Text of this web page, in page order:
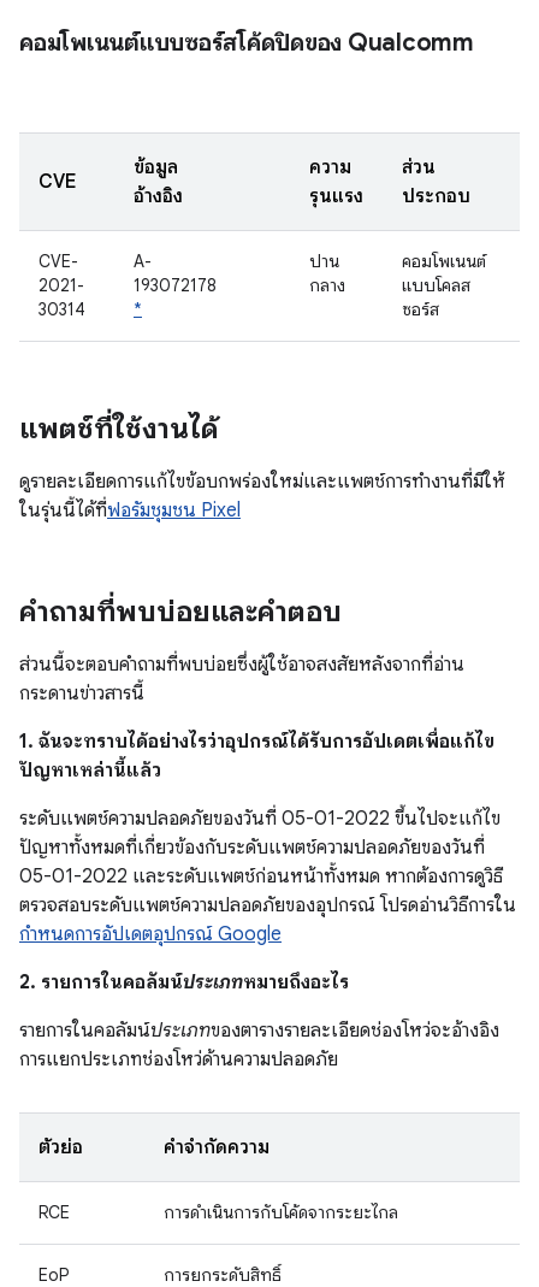
คอมโพเนนต์แบบซอร์สโค้ดปิดของ Qualcomm
CVE
ข้อมูล
อ้างอิง
ความ
รุนแรง
ส่วน
ประกอบ
CVE-
2021-
30314
A-
193072178
*
ปาน
กลาง
คอมโพเนนต์
แบบโคลส
ซอร์ส
แพตช์ที่ใช้งานได้
ดูรายละเอียดการแก้ไขข้อบกพร่องใหม่และแพตช์การทํางานที่มีให้
ในรุ่นนี้ได้ที่ฟอรัมชุมชน Pixel
คำถามที่พบบ่อยและคำตอบ
ส่วนนี้จะตอบคำถามที่พบบ่อยซึ่งผู้ใช้อาจสงสัยหลังจากที่อ่าน
กระดานข่าวสารนี้
1. ฉันจะทราบได้อย่างไรว่าอุปกรณ์ได้รับการอัปเดตเพื่อแก้ไข
ปัญหาเหล่านี้แล้ว
ระดับแพตช์ความปลอดภัยของวันที่ 05-01-2022 ขึ้นไปจะแก้ไข
ปัญหาทั้งหมดที่เกี่ยวข้องกับระดับแพตช์ความปลอดภัยของวันที่
05-01-2022 และระดับแพตช์ก่อนหน้าทั้งหมด หากต้องการดูวิธี
ตรวจสอบระดับแพตช์ความปลอดภัยของอุปกรณ์ โปรดอ่านวิธีการใน
กำหนดการอัปเดตอุปกรณ์ Google
2. รายการในคอลัมน์ประเภทหมายถึงอะไร
รายการในคอลัมน์ประเภทของตารางรายละเอียดช่องโหว่จะอ้างอิง
การแยกประเภทช่องโหว่ด้านความปลอดภัย
ตัวย่อ คำจำกัดความ
RCE การดำเนินการกับโค้ดจากระยะไกล
EoP การยกระดับสิทธิ์